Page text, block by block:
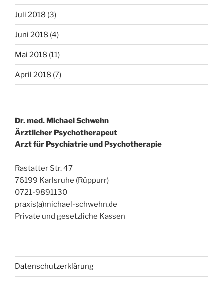
Juli 2018 (3)
Juni 2018 (4)
Mai 2018 (11)
April 2018 (7)
Dr. med. Michael Schwehn
Ärztlicher Psychotherapeut
Arzt für Psychiatrie und Psychotherapie
Rastatter Str. 47
76199 Karlsruhe (Rüppurr)
0721-9891130
praxis(a)michael-schwehn.de
Private und gesetzliche Kassen
Datenschutzerklärung